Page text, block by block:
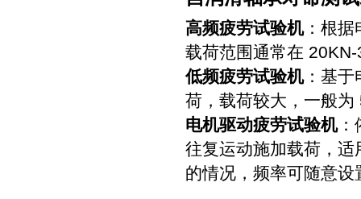
高频疲劳试验机：根据
载荷范围通常在
低频疲劳试验机：基于
荷，载荷较大，一般
电机驱动疲劳试验机：
往复运动施加载荷，
的情况，频率可随意设